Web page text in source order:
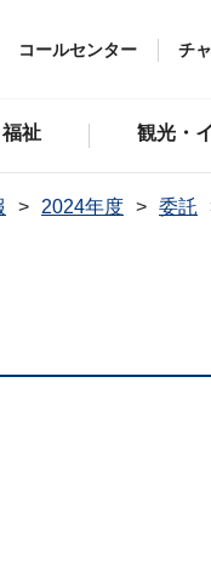
コールセンター チ
祉 観光・
2024年度 委託